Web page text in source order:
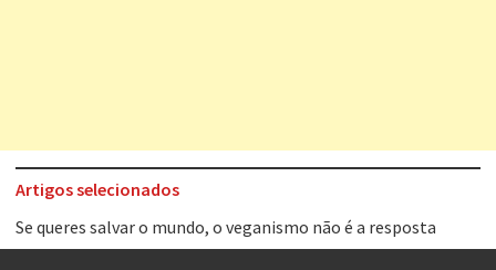
Artigos selecionados
Tem que filmar isso daí